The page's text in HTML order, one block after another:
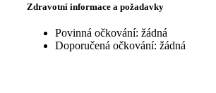
Zdravotní informace a požadavky
Povinná očkování: žádná
Doporučená očkování: žádná